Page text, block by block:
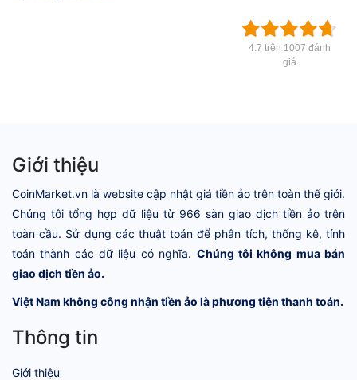
4.7 trên 1007 đánh
giá
Giới thiệu
CoinMarket.vn là website cập nhật giá tiền ảo trên toàn thế giới.
Chúng tôi tổng hợp dữ liệu từ 966 sàn giao dịch tiền ảo trên
toàn cầu. Sử dụng các thuật toán để phân tích, thống kê, tính
toán thành các dữ liệu có nghĩa. Chúng tôi không mua bán
giao dịch tiền ảo.
Việt Nam không công nhận tiền ảo là phương tiện thanh toán.
Thông tin
Giới thiệu